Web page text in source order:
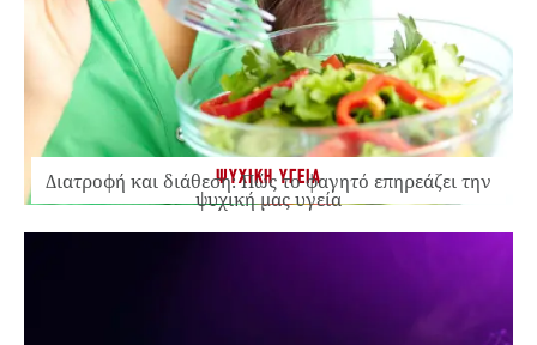
ΨΥΧΙΚΗ ΥΓΕΙΑ
Διατροφή και διάθεση: Πώς το φαγητό επηρεάζει την
ψυχική μας υγεία